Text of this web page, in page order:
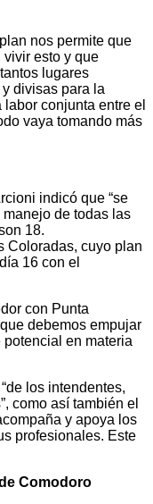
nos permite que
vivir esto y que
lugares
divisas para la
conjunta entre el
vaya tomando más
indicó que “se
de todas las
18.
Coloradas, cuyo plan
16 con el
con Punta
debemos empujar
en materia
los intendentes,
como así también el
y apoya los
profesionales. Este
Comodoro